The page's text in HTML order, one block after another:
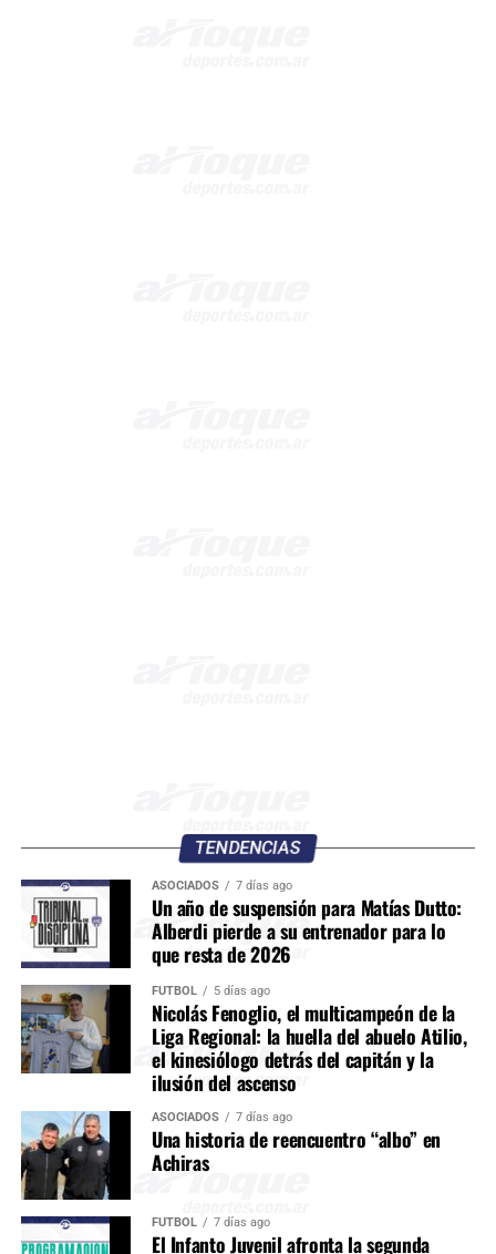
TENDENCIAS
ASOCIADOS 7 días ago
Un año de suspensión para Matías Dutto:
Alberdi pierde a su entrenador para lo
que resta de 2026
FÚTBOL 5 días ago
Nicolás Fenoglio, el multicampeón de la
Liga Regional: la huella del abuelo Atilio,
el kinesiólogo detrás del capitán y la
ilusión del ascenso
ASOCIADOS 7 días ago
Una historia de reencuentro “albo” en
Achiras
FÚTBOL 7 días ago
El Infanto Juvenil afronta la segunda